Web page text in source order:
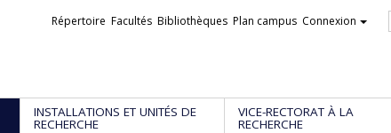
Liens
Répertoire Facultés Bibliothèques Plan campus Connexion
INSTALLATIONS ET UNITÉS DE
RECHERCHE
VICE-RECTORAT À LA
RECHERCHE